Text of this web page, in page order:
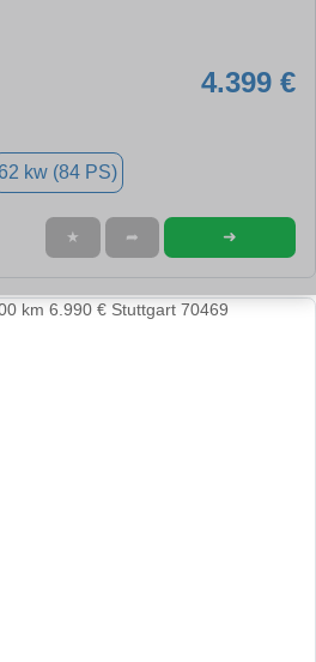
4.399 €
kw (84 PS)
★ ➦ ➜